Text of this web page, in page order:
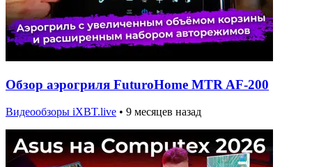
Обзор аэрогриля FuturoHome MTR AF-200
Видеообзоры iXBT.live • 9 месяцев назад